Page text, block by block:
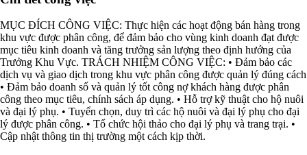
MỤC ĐÍCH CÔNG VIỆC: Thực hiện các hoạt động bán hàng trong
khu vực được phân công, để đảm bảo cho vùng kinh doanh đạt được
mục tiêu kinh doanh và tăng trưởng sản lượng theo định hướng của
Trưởng Khu Vực. TRÁCH NHIỆM CÔNG VIỆC: • Đảm bảo các
dịch vụ và giao dịch trong khu vực phân công được quản lý đúng cách
• Đảm bảo doanh số và quản lý tốt công nợ khách hàng được phân
công theo mục tiêu, chính sách áp dụng. • Hỗ trợ kỹ thuật cho hộ nuôi
và đại lý phụ. • Tuyển chọn, duy trì các hộ nuôi và đại lý phụ cho đại
lý được phân công. • Tổ chức hội thảo cho đại lý phụ và trang trại. •
Cập nhật thông tin thị trường một cách kịp thời.